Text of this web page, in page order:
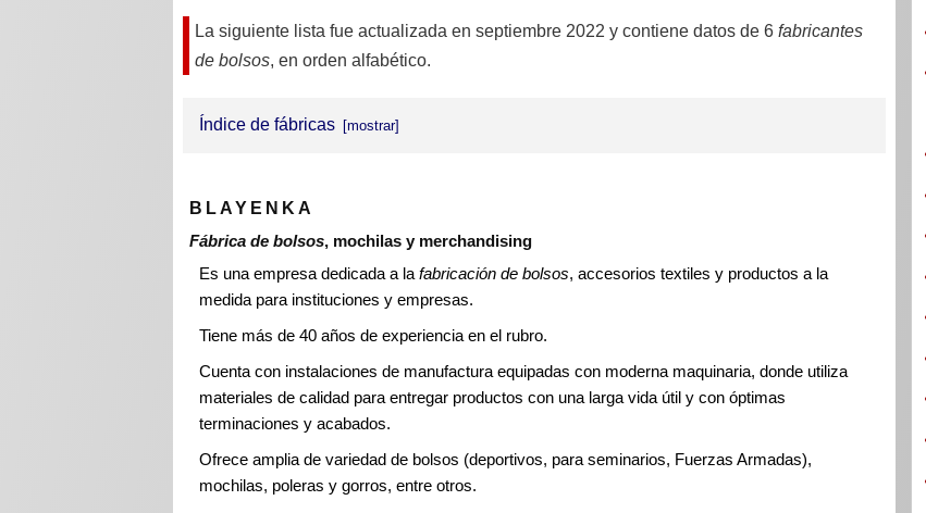
La siguiente lista fue actualizada en septiembre 2022 y contiene datos de 6 fabricantes
de bolsos, en orden alfabético.
Índice de fábricas
MA - Macueros
Publibolsos
Viaggio Ltda.
BLAYENKA
Fábrica de bolsos, mochilas y merchandising
Es una empresa dedicada a la fabricación de bolsos, accesorios textiles y productos a la
medida para instituciones y empresas.
Tiene más de 40 años de experiencia en el rubro.
Cuenta con instalaciones de manufactura equipadas con moderna maquinaria, donde utiliza
materiales de calidad para entregar productos con una larga vida útil y con óptimas
terminaciones y acabados.
Ofrece amplia de variedad de bolsos (deportivos, para seminarios, Fuerzas Armadas),
mochilas, poleras y gorros, entre otros.